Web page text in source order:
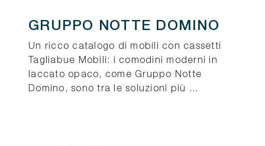
GRUPPO NOTTE DOMINO
Un ricco catalogo di mobili con cassetti
Tagliabue Mobili: i comodini moderni in
laccato opaco, come Gruppo Notte
Domino, sono tra le soluzioni più ...